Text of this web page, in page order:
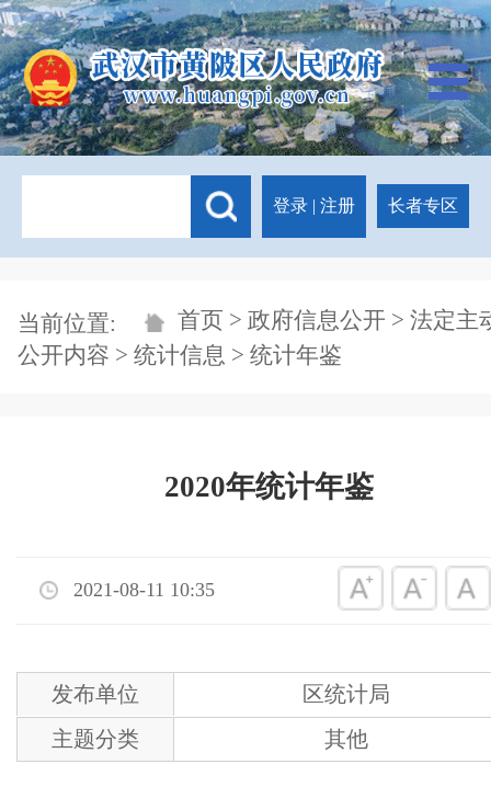
登录 | 注册 长者专区
当前位置: 首页 > 政府信息公开 > 法定主
公开内容 > 统计信息 > 统计年鉴
2020年统计年鉴
2021-08-11 10:35
发布单位
区统计局
主题分类
其他